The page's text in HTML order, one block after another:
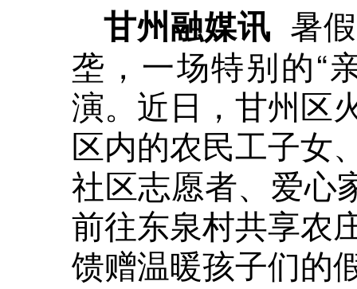
甘州融媒讯 暑
垄，一场特别的“
演。近日，甘州区
区内的农民工子女
社区志愿者、爱心
前往东泉村共享农
馈赠温暖孩子们的